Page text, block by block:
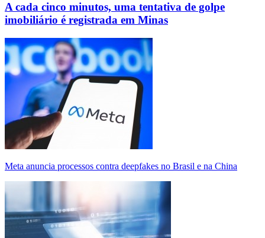
A cada cinco minutos, uma tentativa de golpe
imobiliário é registrada em Minas
Meta anuncia processos contra deepfakes no Brasil e na China